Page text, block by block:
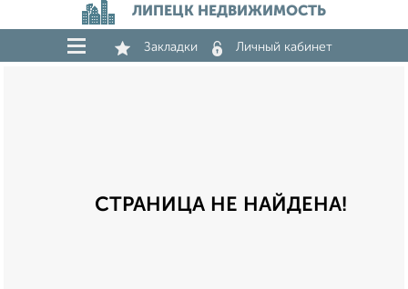
ЛИПЕЦК НЕДВИЖИМОСТЬ
Закладки Личный кабинет
СТРАНИЦА НЕ НАЙДЕНА!